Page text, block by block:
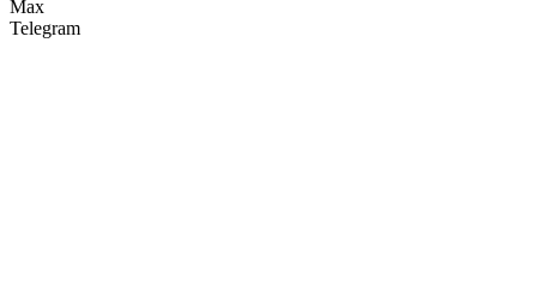
Max
Telegram